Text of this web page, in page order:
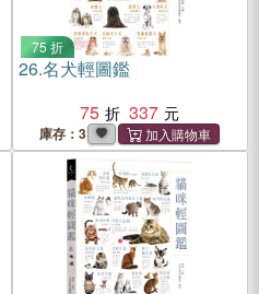
75 折
26.名犬輕圖鑑
75
337
庫存：3